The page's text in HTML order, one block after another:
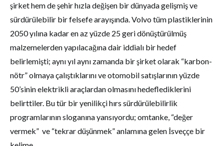
şirket hem de şehir hızla değişen bir dünyada gelişmiş ve
sürdürülebilir bir felsefe arayışında. Volvo tüm plastiklerinin
2050 yılına kadar en az yüzde 25 geri dönüştürülmüş
malzemelerden yapılacağına dair iddialı bir hedef
belirlemişti; aynı yıl aynı zamanda bir şirket olarak “karbon-
nötr” olmaya çalıştıklarını ve otomobil satışlarının yüzde
50’sinin elektrikli araçlardan olmasını hedeflediklerini
belirttiler. Bu tür bir yenilikçi hırs sürdürülebilirlik
programlarının sloganına yansıyordu; omtanke, “değer
vermek” ve “tekrar düşünmek” anlamına gelen İsveççe bir